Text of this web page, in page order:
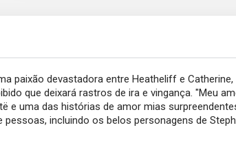
paixão devastadora entre Heatheliff e
que deixará rastros de ira e vingança. "Meu
e uma das histórias de amor mias
incluindo os belos personagens de